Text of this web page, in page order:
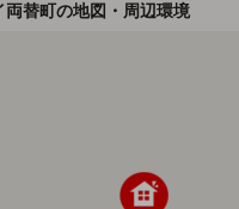
両替町の地図・周辺環境